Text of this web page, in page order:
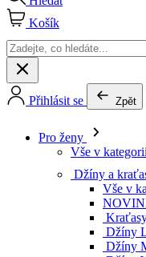
Košík
Přihlásit se Zpět
Pro ženy
Vše v
Džíny a
Vše v
Džíny
Džíny